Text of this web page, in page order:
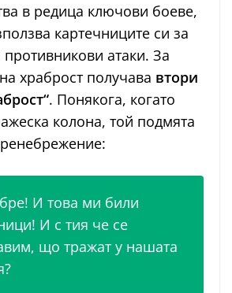
в редица ключови боеве,
картечниците си за
атаки. За
храброст получава втори
. Понякога, когато
колона, той подмята
И това ми били
И с тия че се
що тражат у нашата